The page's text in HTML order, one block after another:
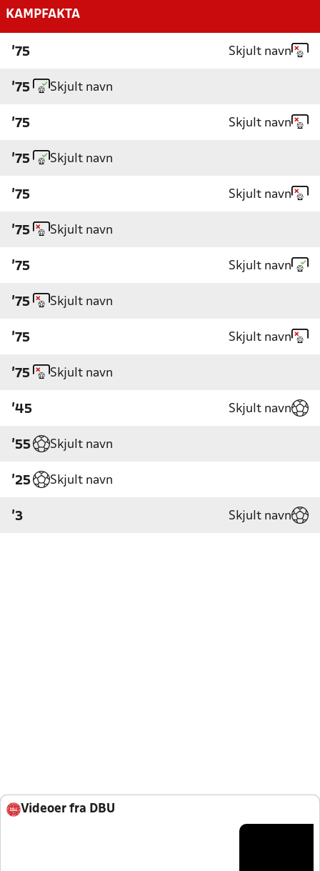
KAMPFAKTA
'75 Skjult navn
'75 Skjult navn
'75 Skjult navn
'75 Skjult navn
'75 Skjult navn
'75 Skjult navn
'75 Skjult navn
'75 Skjult navn
'75 Skjult navn
'75 Skjult navn
'45 Skjult navn
'55 Skjult navn
'25 Skjult navn
'3 Skjult navn
Videoer fra DBU